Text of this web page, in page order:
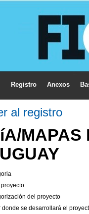
Registro Anexos
al registro
MAPAS
proyecto
del proyecto
donde se desarrollará el